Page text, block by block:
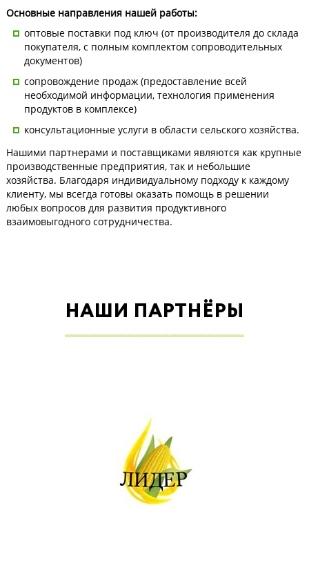
Основные направления нашей работы:
оптовые поставки под ключ (от производителя до склада
покупателя, с полным комплектом сопроводительных
документов)
сопровождение продаж (предоставление всей
необходимой информации, технология применения
продуктов в комплексе)
консультационные услуги в области сельского хозяйства.
Нашими партнерами и поставщиками являются как крупные
производственные предприятия, так и небольшие
хозяйства. Благодаря индивидуальному подходу к каждому
клиенту, мы всегда готовы оказать помощь в решении
любых вопросов для развития продуктивного
взаимовыгодного сотрудничества.
НАШИ ПАРТНЁРЫ